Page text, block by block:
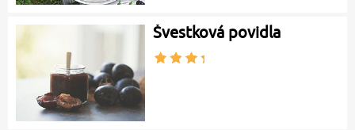
Švestková povidla